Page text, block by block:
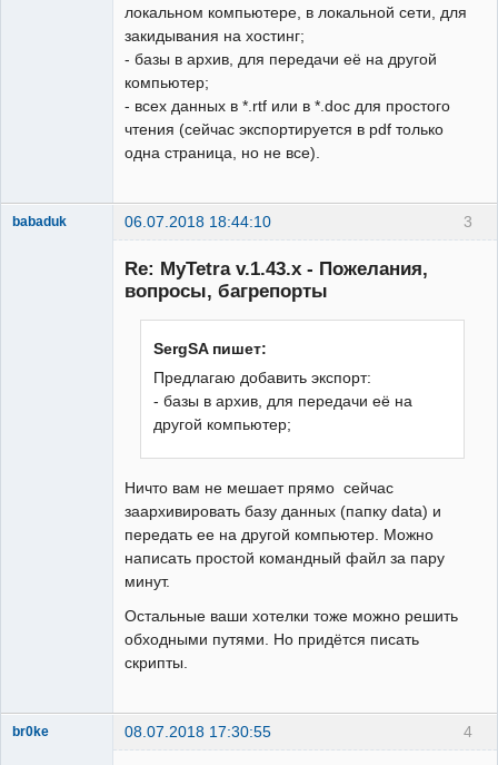
локальном компьютере, в локальной сети, для
закидывания на хостинг;
- базы в архив, для передачи её на другой
компьютер;
- всех данных в *.rtf или в *.doc для простого
чтения (сейчас экспортируется в pdf только
одна страница, но не все).
3
babaduk 06.07.2018 18:44:10
Re: MyTetra v.1.43.x - Пожелания,
вопросы, багрепорты
SergSA пишет:
Предлагаю добавить экспорт:
- базы в архив, для передачи её на
другой компьютер;
Ничто вам не мешает прямо сейчас
заархивировать базу данных (папку data) и
передать ее на другой компьютер. Можно
написать простой командный файл за пару
минут.
Остальные ваши хотелки тоже можно решить
обходными путями. Но придётся писать
скрипты.
4
br0ke 08.07.2018 17:30:55